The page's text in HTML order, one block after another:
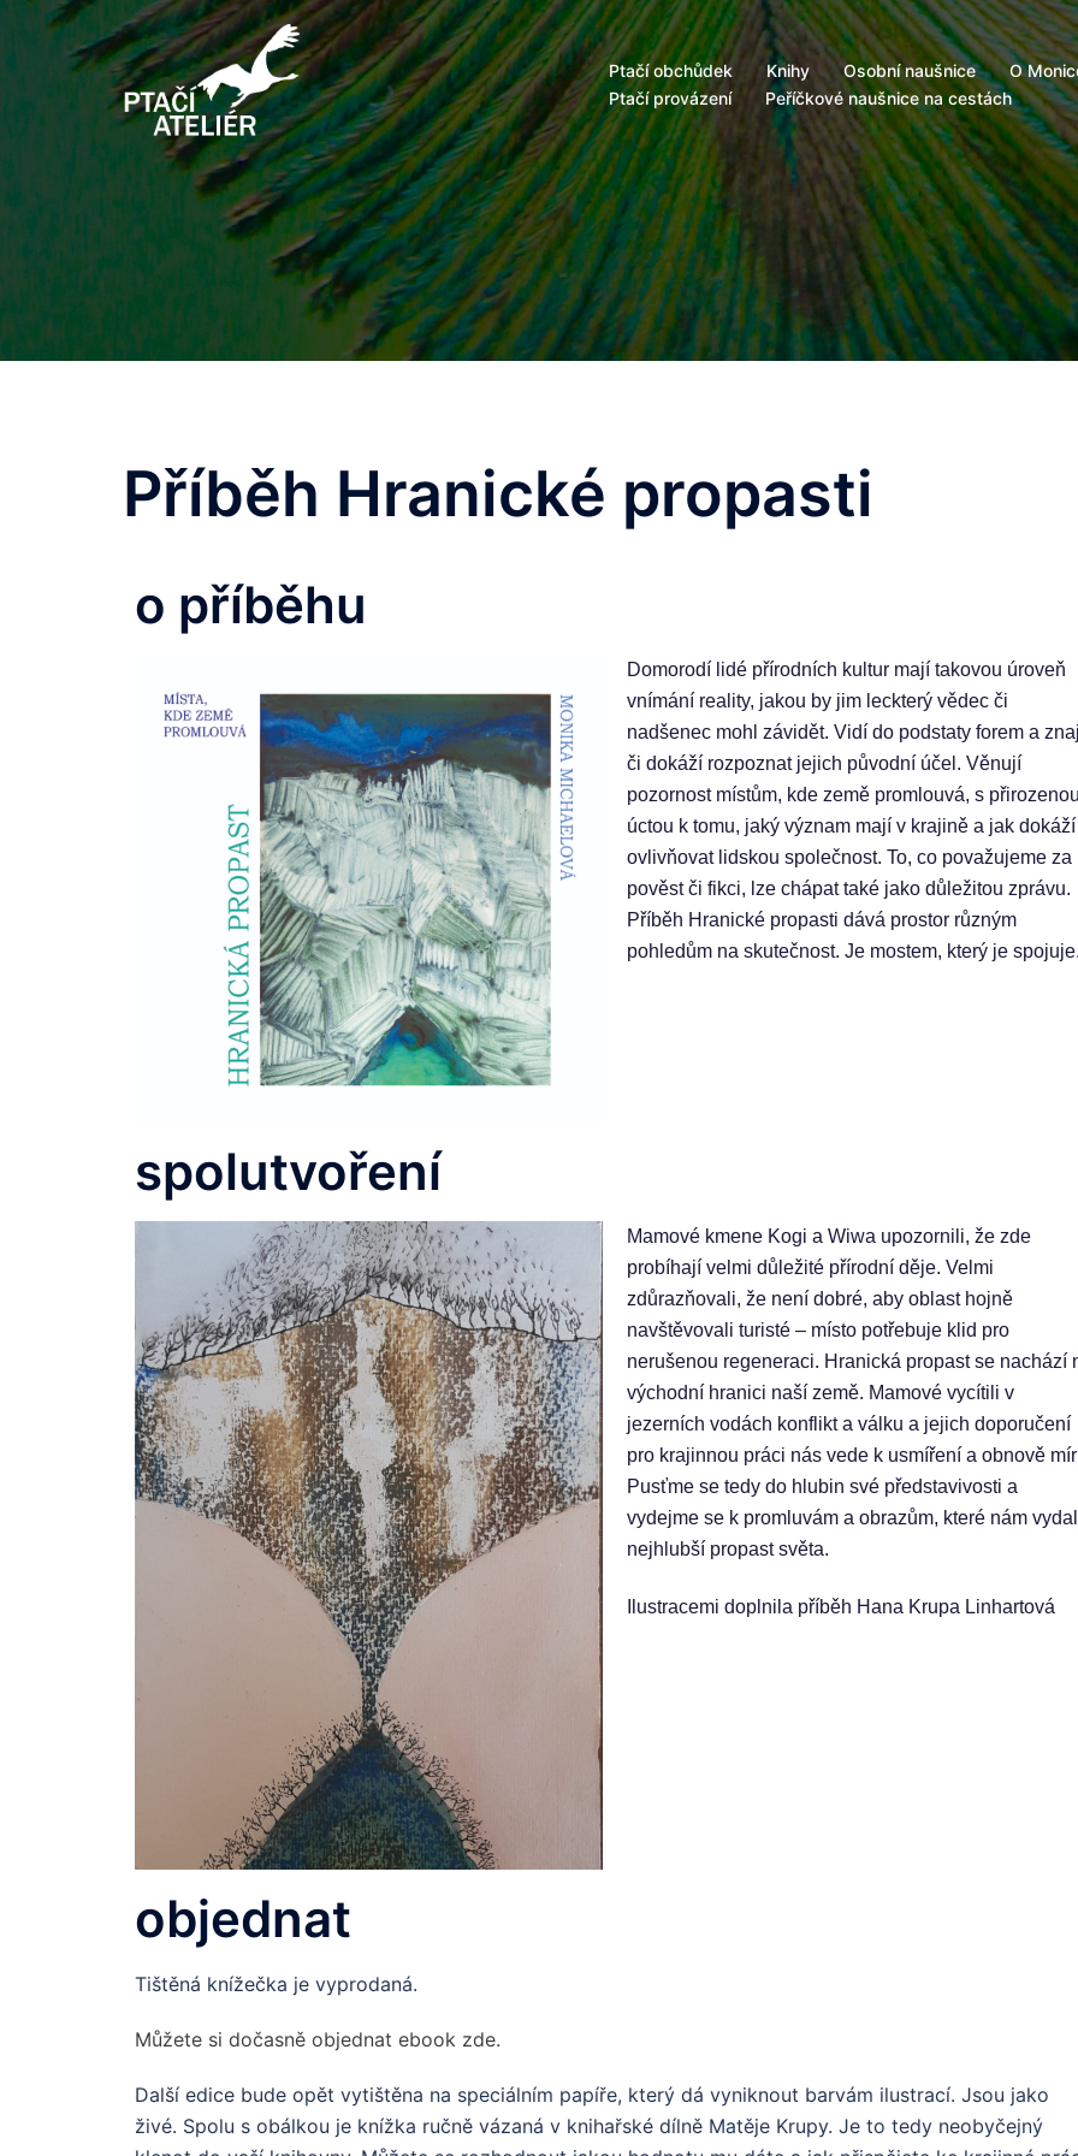
Ptačí obchůdek Knihy Osobní naušnice O
Ptačí provázení
Peříčkové naušnice na cestách
Příběh Hranické propasti
o příběhu
Domorodí lidé přírodních kultur mají takovou úroveň
vnímání reality, jakou by jim leckterý vědec či
nadšenec mohl závidět. Vidí do podstaty forem a
či dokáží rozpoznat jejich původní účel. Věnují
pozornost místům, kde země promlouvá, s přirozenou
úctou k tomu, jaký význam mají v krajině a jak dokáží
ovlivňovat lidskou společnost. To, co považujeme za
pověst či fikci, lze chápat také jako důležitou zprávu.
Příběh Hranické propasti dává prostor různým
pohledům na skutečnost. Je mostem, který je spojuje.
spolutvoření
Mamové kmene Kogi a Wiwa upozornili, že zde
probíhají velmi důležité přírodní děje. Velmi
zdůrazňovali, že není dobré, aby oblast hojně
navštěvovali turisté – místo potřebuje klid pro
nerušenou regeneraci. Hranická propast se nachází
východní hranici naší země. Mamové vycítili v
jezerních vodách konflikt a válku a jejich doporučení
pro krajinnou práci nás vede k usmíření a obnově
Pusťme se tedy do hlubin své představivosti a
vydejme se k promluvám a obrazům, které nám
nejhlubší propast světa.
Ilustracemi doplnila příběh Hana Krupa Linhartová
objednat
Tištěná knížečka je vyprodaná.
Můžete si dočasně objednat ebook zde.
Další edice bude opět vytištěna na speciálním papíře, který dá vyniknout barvám ilustrací. Jsou jako
živé. Spolu s obálkou je knížka ručně vázaná v knihařské dílně Matěje Krupy. Je to tedy neobyčejný